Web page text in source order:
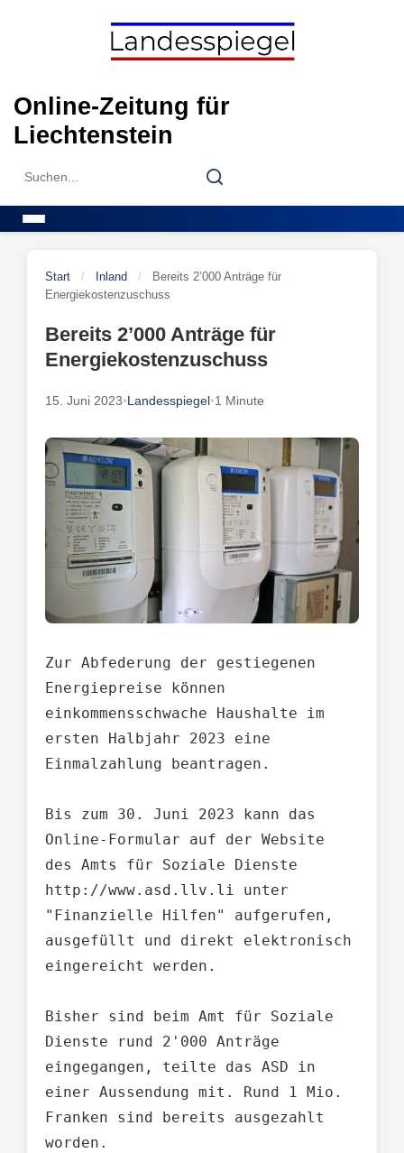
Online-Zeitung für
Liechtenstein
Search
Search
Start / Inland /
Bereits 2’000 Anträge für
Energiekostenzuschuss
Bereits 2’000 Anträge für
Energiekostenzuschuss
15. Juni 2023•Landesspiegel•1 Minute
Zur Abfederung der gestiegenen
Energiepreise können
einkommensschwache Haushalte im
ersten Halbjahr 2023 eine
Einmalzahlung beantragen.
Bis zum 30. Juni 2023 kann das
Online-Formular auf der Website
des Amts für Soziale Dienste
http://www.asd.llv.li unter
"Finanzielle Hilfen" aufgerufen,
ausgefüllt und direkt elektronisch
eingereicht werden.
Bisher sind beim Amt für Soziale
Dienste rund 2'000 Anträge
eingegangen, teilte das ASD in
einer Aussendung mit. Rund 1 Mio.
Franken sind bereits ausgezahlt
worden.